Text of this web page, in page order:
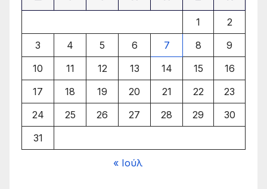
1
2
3
4 5 6 7 8
9
10
11 12 13 14 15
16
17
18 19 20 21 22
23
24
25 26 27 28 29
30
31
« Ιούλ